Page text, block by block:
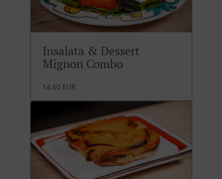
Insalata & Dessert
Mignon Combo
14.60 EUR